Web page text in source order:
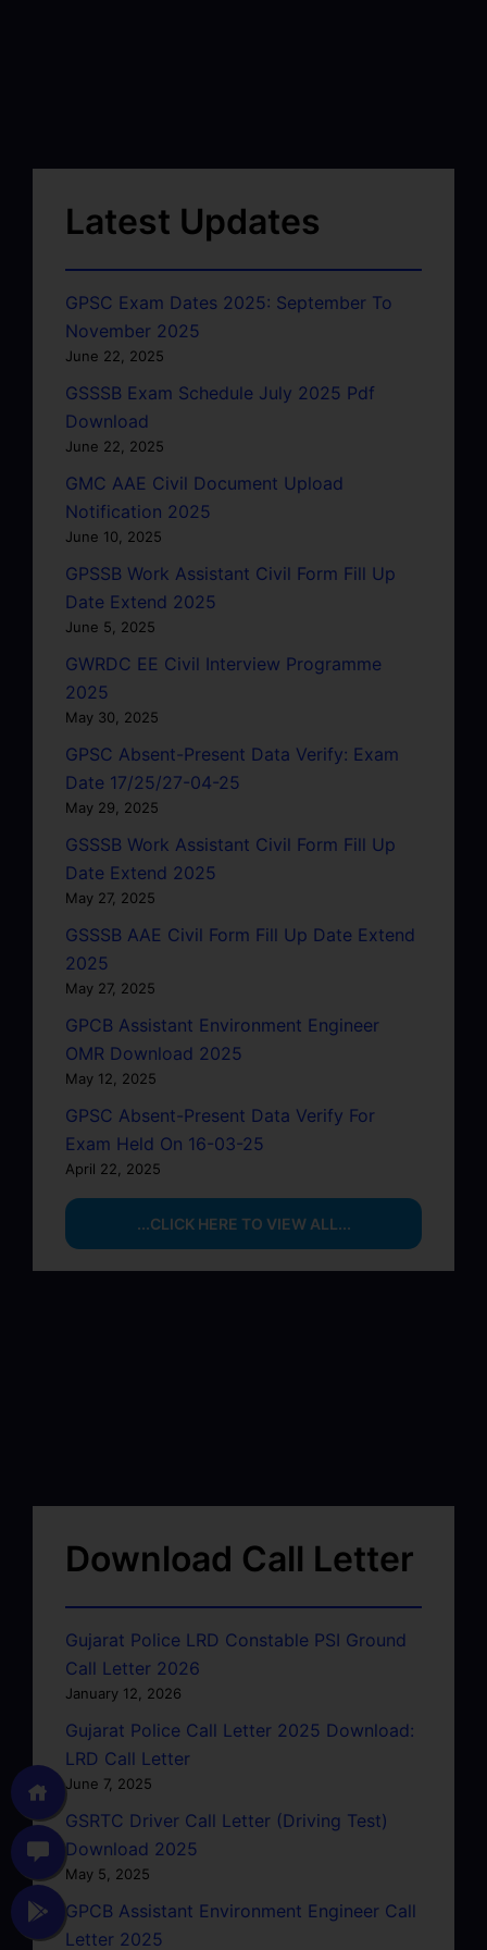
Latest Updates
GPSC Exam Dates 2025: September To
November 2025
June 22, 2025
GSSSB Exam Schedule July 2025 Pdf
Download
June 22, 2025
GMC AAE Civil Document Upload
Notification 2025
June 10, 2025
GPSSB Work Assistant Civil Form Fill Up
Date Extend 2025
June 5, 2025
GWRDC EE Civil Interview Programme
2025
May 30, 2025
GPSC Absent-Present Data Verify: Exam
Date 17/25/27-04-25
May 29, 2025
GSSSB Work Assistant Civil Form Fill Up
Date Extend 2025
May 27, 2025
GSSSB AAE Civil Form Fill Up Date Extend
2025
May 27, 2025
GPCB Assistant Environment Engineer
OMR Download 2025
May 12, 2025
GPSC Absent-Present Data Verify For
Exam Held On 16-03-25
April 22, 2025
...CLICK HERE TO VIEW ALL...
Download Call Letter
Gujarat Police LRD Constable PSI Ground
Call Letter 2026
January 12, 2026
Gujarat Police Call Letter 2025 Download:
LRD Call Letter
June 7, 2025
GSRTC Driver Call Letter (Driving Test)
Download 2025
May 5, 2025
GPCB Assistant Environment Engineer Call
Letter 2025